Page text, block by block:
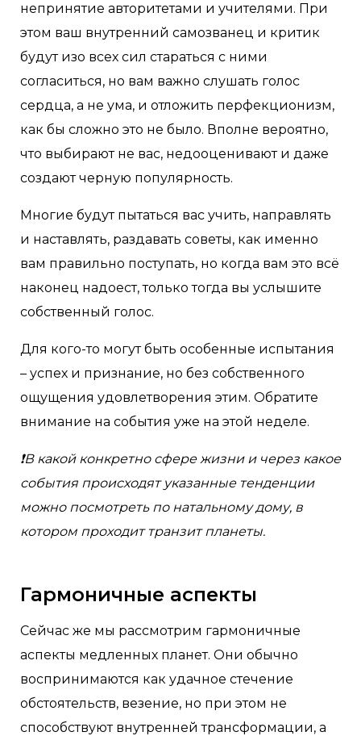
непринятие авторитетами и учителями. При
этом ваш внутренний самозванец и критик
будут изо всех сил стараться с ними
согласиться, но вам важно слушать голос
сердца, а не ума, и отложить перфекционизм,
как бы сложно это не было. Вполне вероятно,
что выбирают не вас, недооценивают и даже
создают черную популярность.
Многие будут пытаться вас учить, направлять
и наставлять, раздавать советы, как именно
вам правильно поступать, но когда вам это всё
наконец надоест, только тогда вы услышите
собственный голос.
Для кого-то могут быть особенные испытания
– успех и признание, но без собственного
ощущения удовлетворения этим. Обратите
внимание на события уже на этой неделе.
❗В какой конкретно сфере жизни и через какое
события происходят указанные тенденции
можно посмотреть по натальному дому, в
котором проходит транзит планеты.
Гармоничные аспекты
Сейчас же мы рассмотрим гармоничные
аспекты медленных планет. Они обычно
воспринимаются как удачное стечение
обстоятельств, везение, но при этом не
способствуют внутренней трансформации, а